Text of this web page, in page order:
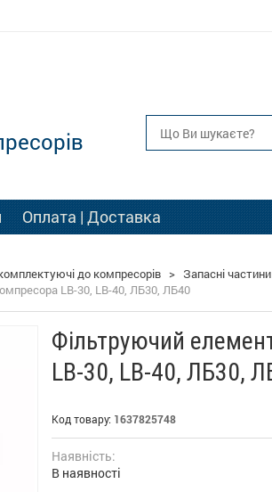
Оплата | Доставка
до компресорів > Запасні
LB-30, LB-40, ЛБ30, ЛБ40
Фільтруючий
LB-30, LB-40, ЛБ30,
Код товару: 1637825748
Наявність:
В наявності